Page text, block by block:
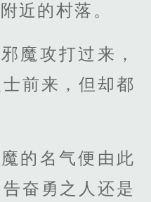
近的村落。
魔攻打过来，
前来，但却都
的名气便由此
奋勇之人还是